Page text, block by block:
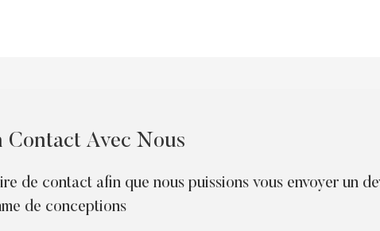
Contact Avec Nous
de contact afin que nous puissions vous envoyer un
de conceptions